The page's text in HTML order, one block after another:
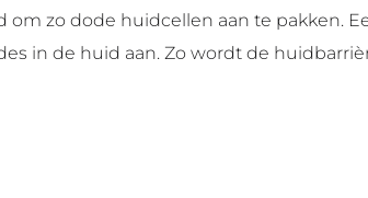
zo dode huidcellen aan te pakken.
in de huid aan. Zo wordt de